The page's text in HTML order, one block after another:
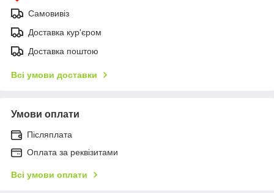
Самовивіз
Доставка кур'єром
Доставка поштою
Всі умови доставки
Умови оплати
Післяплата
Оплата за реквізитами
Всі умови оплати